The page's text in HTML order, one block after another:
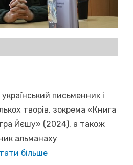
письменник і
творів, зокрема «Книга
Йєшу» (2024), а також
альманаху
більше